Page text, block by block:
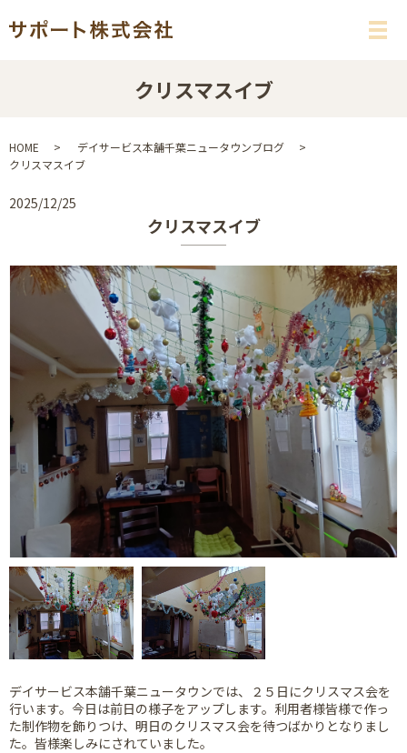
メ
クリスマスイブ
HOME
デイサービス本舗千葉ニュータウンブログ
クリスマスイブ
2025/12/25
クリスマスイブ
デイサービス本舗千葉ニュータウンでは、２５日にクリスマス会を
行います。今日は前日の様子をアップします。利用者様皆様で作っ
た制作物を飾りつけ、明日のクリスマス会を待つばかりとなりまし
た。皆様楽しみにされていました。